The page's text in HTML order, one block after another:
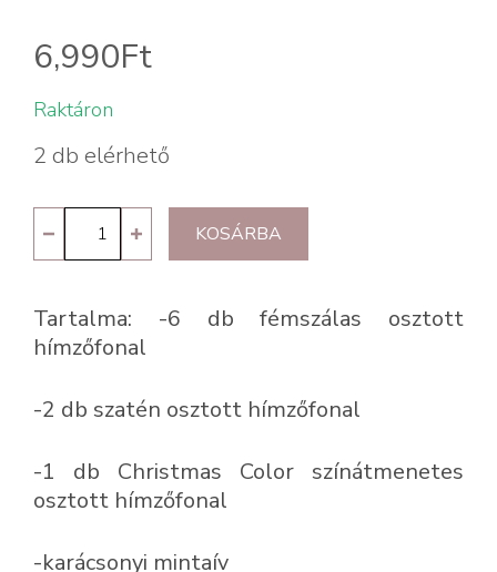
6,990Ft
Raktáron
2 db elérhető
Festive
Pack
mennyiség
KOSÁRBA
Tartalma: -6 db fémszálas osztott
hímzőfonal
-2 db szatén osztott hímzőfonal
-1 db Christmas Color színátmenetes
osztott hímzőfonal
-karácsonyi mintaív